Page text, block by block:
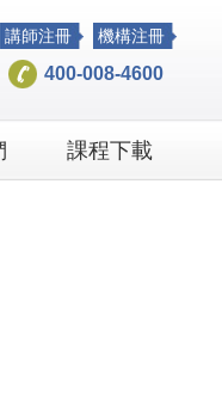
频1
講師注冊 機構注冊
400-008-4600
課程下載